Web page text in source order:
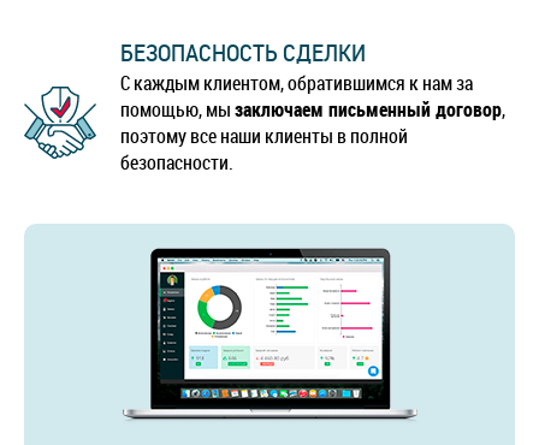
БЕЗОПАСНОСТЬ СДЕЛКИ
С каждым клиентом, обратившимся к нам за
помощью, мызаключаем письменный договор,
поэтому все наши клиенты в полной
безопасности.